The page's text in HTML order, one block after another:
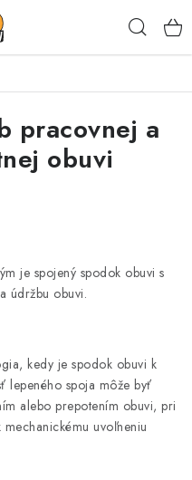
pracovnej a
obuvi
je spojený spodok obuvi s
údržbu obuvi.
kedy je spodok obuvi k
lepeného spoja môže byť
alebo prepotením obuvi, pri
uvoľneniu